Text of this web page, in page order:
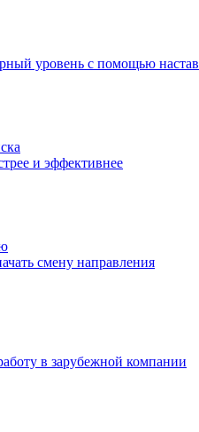
уровень с помощью
и эффективнее
смену направления
в зарубежной компании